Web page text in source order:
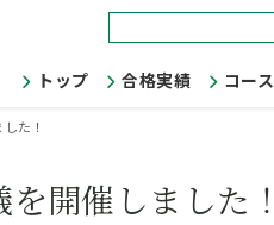
索:
トップ 合格実績 コース
た！
開催しました！